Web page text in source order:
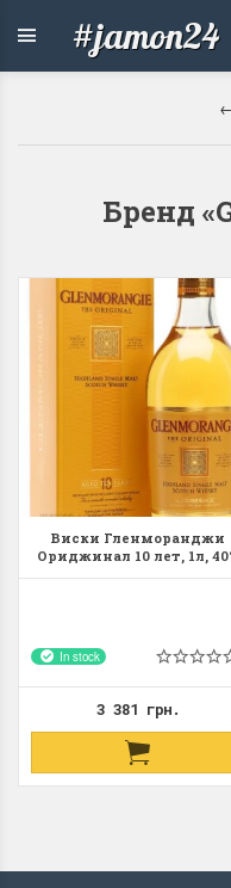
#jamon24
Бренд
Виски Гленморанджи
Ориджинал 10 лет, 1л,
Whisky Glenmorangie
In stock
3 381 грн.